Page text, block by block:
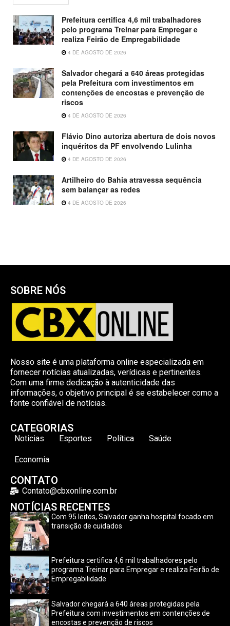
Prefeitura certifica 4,6 mil trabalhadores
pelo programa Treinar para Empregar e
realiza Feirão de Empregabilidade
4 DE AGOSTO DE 2026
Salvador chegará a 640 áreas protegidas
pela Prefeitura com investimentos em
contenções de encostas e prevenção de
riscos
4 DE AGOSTO DE 2026
Flávio Dino autoriza abertura de dois novos
inquéritos da PF envolvendo Lulinha
4 DE AGOSTO DE 2026
Artilheiro do Bahia atravessa sequência
sem balançar as redes
4 DE AGOSTO DE 2026
SOBRE NÓS
Nosso site é uma plataforma online especializada em
fornecer notícias atualizadas, verídicas e pertinentes.
Com uma firme dedicação à autenticidade das
informações, o objetivo principal é se estabelecer como a
fonte confiável de notícias.
CATEGORIAS
Noticias Esportes Política Saúde
Economia
CONTATO
Contato@cbxonline.com.br
NOTÍCIAS RECENTES
Com 95 leitos, Salvador ganha hospital focado em
transição de cuidados
Prefeitura certifica 4,6 mil trabalhadores pelo
programa Treinar para Empregar e realiza Feirão de
Empregabilidade
Salvador chegará a 640 áreas protegidas pela
Prefeitura com investimentos em contenções de
encostas e prevenção de riscos